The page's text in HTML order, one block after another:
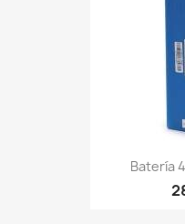
Batería